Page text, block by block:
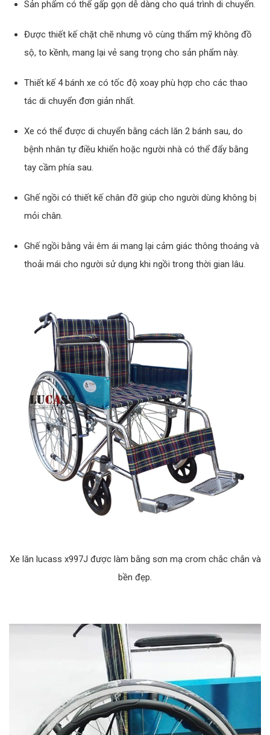
Sản phẩm có thể gấp gọn dễ dàng cho quá trình di chuyển.
Được thiết kế chặt chẽ nhưng vô cùng thẩm mỹ không đồ
sộ, to kềnh, mang lại vẻ sang trọng cho sản phẩm này.
Thiết kế 4 bánh xe có tốc độ xoay phù hợp cho các thao
tác di chuyển đơn giản nhất.
Xe có thể được di chuyển bằng cách lăn 2 bánh sau, do
bệnh nhân tự điều khiển hoặc người nhà có thể đẩy bằng
tay cầm phía sau.
Ghế ngồi có thiết kế chân đỡ giúp cho người dùng không bị
mỏi chân.
Ghế ngồi bằng vải êm ái mang lại cảm giác thông thoáng và
thoải mái cho người sử dụng khi ngồi trong thời gian lâu.
Xe lăn lucass x997J được làm bằng sơn mạ crom chắc chắn và
bền đẹp.